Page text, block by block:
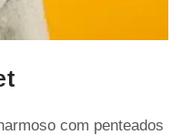
com penteados